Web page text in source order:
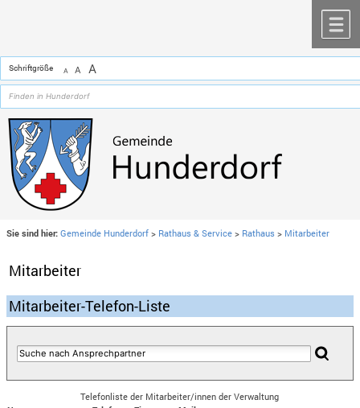
Schriftgröße A A A
Sie sind hier: Gemeinde Hunderdorf > Rathaus & Service > Rathaus > Mitarbeiter
Mitarbeiter
Mitarbeiter-Telefon-Liste
Telefonliste der Mitarbeiter/innen der Verwaltung